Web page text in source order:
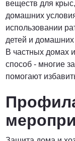
веществ для
домашних
использовании
детей и
В частных домах
способ - многие
помогают